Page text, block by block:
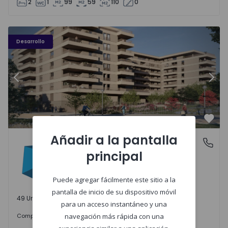
2 1 99 59 110 0
Desarrollo
PLENO JARDIM - 3
Anterior
Águas Santas, PortoPLENO JARDIM
Águas Santas, Porto
49 Unidades disponibles
Comprar 242.000 €
Añadir a la pantalla
principal
Puede agregar fácilmente este sitio a la
pantalla de inicio de su dispositivo móvil
para un acceso instantáneo y una
navegación más rápida con una